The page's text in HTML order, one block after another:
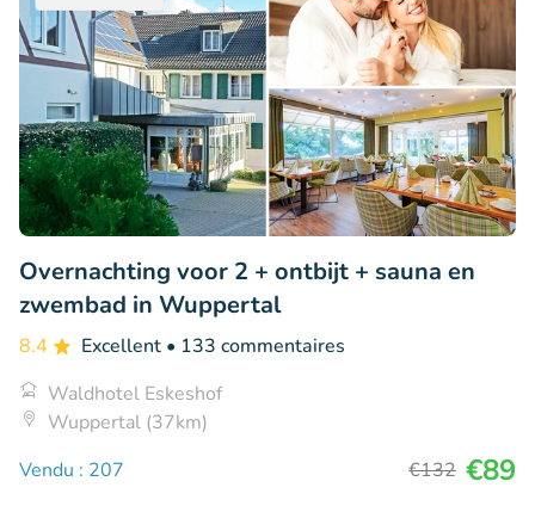
Overnachting voor 2 + ontbijt + sauna en
zwembad in Wuppertal
8.4 Excellent • 133 commentaires
Waldhotel Eskeshof
Wuppertal (37km)
Vendu : 207
€132 €89